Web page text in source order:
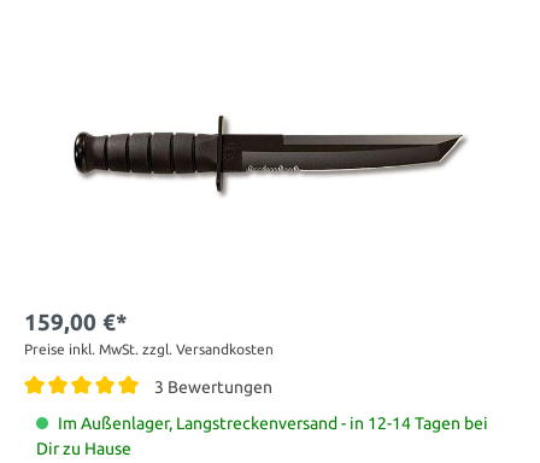
159,00 €*
Preise inkl. MwSt. zzgl. Versandkosten
3 Bewertungen
Im Außenlager, Langstreckenversand - in 12-14 Tagen bei
Dir zu Hause